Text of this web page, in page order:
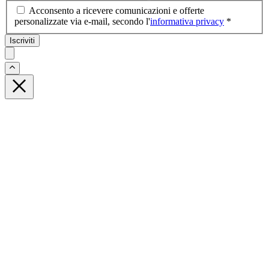
Acconsento a ricevere comunicazioni e offerte
personalizzate via e-mail, secondo l'informativa privacy *
Iscriviti